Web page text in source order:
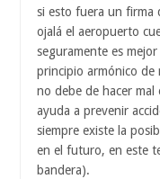
si esto fuera un firma
ojalá el aeropuerto
seguramente es
principio armónico de
no debe de hacer
ayuda a prevenir
siempre existe la
en el futuro, en este
bandera).